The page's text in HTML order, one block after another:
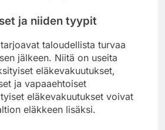
ja niiden tyypit
taloudellista turvaa
jälkeen. Niitä on useita
eläkevakuutukset,
ja vapaaehtoiset
eläkevakuutukset voivat
eläkkeen lisäksi.